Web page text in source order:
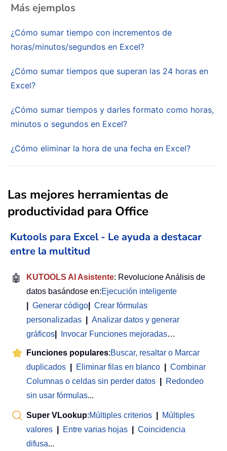
Más ejemplos
¿Cómo sumar tiempo con incrementos de
horas/minutos/segundos en Excel?
¿Cómo sumar tiempos que superan las 24 horas en
Excel?
¿Cómo sumar tiempos y darles formato como horas,
minutos o segundos en Excel?
¿Cómo eliminar la hora de una fecha en Excel?
Las mejores herramientas de
productividad para Office
Kutools para Excel - Le ayuda a destacar
entre la multitud
🤖 KUTOOLS AI Asistente: Revolucione Análisis de
datos basándose en:Ejecución inteligente
Generar código
Crear fórmulas
personalizadas
Analizar datos y generar
gráficos
Invocar Funciones mejoradas…
Funciones populares:Buscar, resaltar o Marcar
duplicados
Eliminar filas en blanco
Combinar
Columnas o celdas sin perder datos
Redondeo
sin usar fórmulas...
Super VLookup:Múltiples criterios
Múltiples
valores
Entre varias hojas
Coincidencia
difusa...